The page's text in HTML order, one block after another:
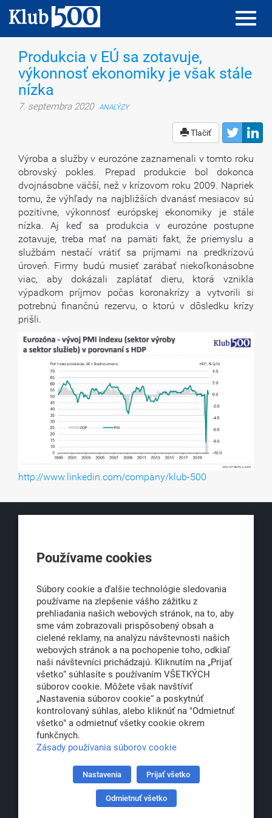
Produkcia v EÚ sa zotavuje,
výkonnosť ekonomiky je však stále
nízka
7. septembra 2020 ANALÝZY
Tlačiť
Výroba a služby v eurozóne zaznamenali v tomto roku
obrovský pokles. Prepad produkcie bol dokonca
dvojnásobne väčší, než v krízovom roku 2009. Napriek
tomu, že výhľady na najbližších dvanásť mesiacov sú
pozitívne, výkonnosť európskej ekonomiky je stále
nízka. Aj keď sa produkcia v eurozóne postupne
zotavuje, treba mať na pamäti fakt, že priemyslu a
službám nestačí vrátiť sa príjmami na predkrízovú
úroveň. Firmy budú musieť zarábať niekoľkonásobne
viac, aby dokázali zaplátať dieru, ktorá vznikla
výpadkom príjmov počas koronakrízy a vytvorili si
potrebnú finančnú rezervu, o ktorú v dôsledku krízy
prišli.
http://www.linkedin.com/company/klub-500
Obchodná 6
office@klub500.sk
+421 2 54 646 464
www.klub500.sk
Copyright: Klub 500, 2026
Všetky práva vyhradené
Právna informácia
Partner:
Používame cookies
Súbory cookie a ďalšie technológie sledovania
používame na zlepšenie vášho zážitku z
prehliadania našich webových stránok, na to, aby
sme vám zobrazovali prispôsobený obsah a
cielené reklamy, na analýzu návštevnosti našich
webových stránok a na pochopenie toho, odkiaľ
naši návštevníci prichádzajú. Kliknutím na „Prijať
všetko“ súhlasíte s používaním VŠETKÝCH
súborov cookie. Môžete však navštíviť
„Nastavenia súborov cookie“ a poskytnúť
kontrolovaný súhlas, alebo kliknúť na "Odmietnuť
všetko" a odmietnuť všetky cookie okrem
funkčnych.
Zásady používania súborov cookie
Nastavenia Prijať všetko
Odmietnuť všetko